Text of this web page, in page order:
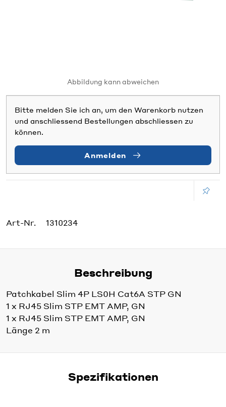
Abbildung kann abweichen
Bitte melden Sie ich an, um den Warenkorb nutzen
und anschliessend Bestellungen abschliessen zu
können.
Anmelden
Art-Nr. 1310234
Beschreibung
Patchkabel Slim 4P LS0H Cat6A STP GN
1 x RJ45 Slim STP EMT AMP, GN
1 x RJ45 Slim STP EMT AMP, GN
Länge 2 m
Spezifikationen